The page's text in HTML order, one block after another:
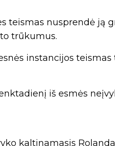
teismas nusprendė ją
trūkumus.
instancijos teismas
iš esmės
kaltinamasis